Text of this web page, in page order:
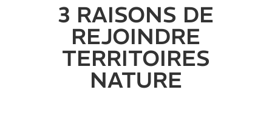
3 RAISONS DE
REJOINDRE
TERRITOIRES
NATURE